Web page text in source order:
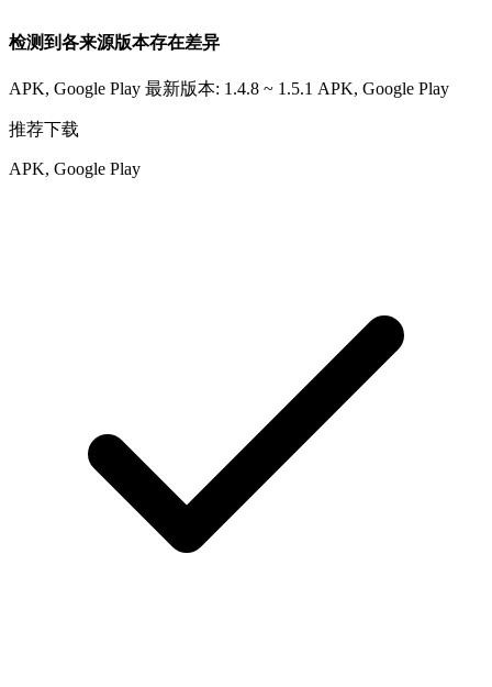
检测到各来源版本存在差异
APK, Google Play 最新版本: 1.4.8 ~ 1.5.1 APK, Google Play
推荐下载
APK, Google Play